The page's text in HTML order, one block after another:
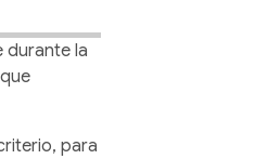
durante la
para